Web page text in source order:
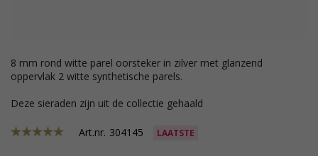
8 mm rond witte parel oorsteker in zilver met glanzend
oppervlak 2 witte synthetische parels.
Deze sieraden zijn uit de collectie gehaald
Art.nr. 304145 LAATSTE